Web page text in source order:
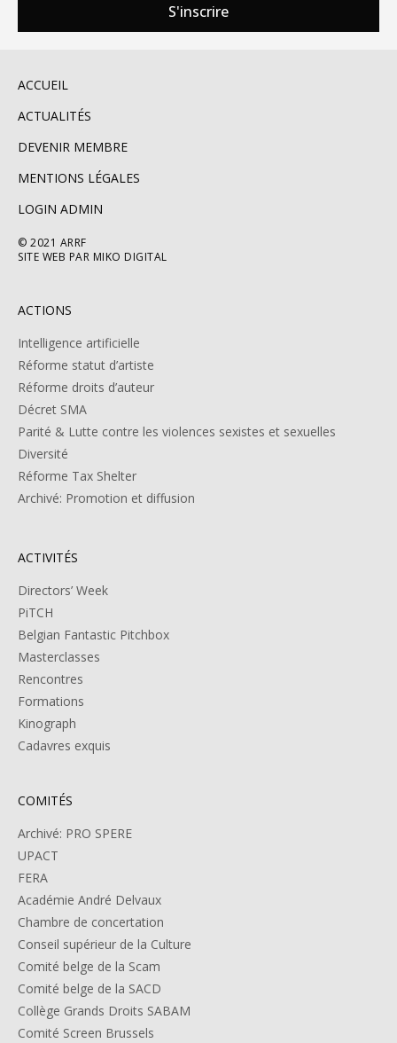
S'inscrire
ACCUEIL
ACTUALITÉS
DEVENIR MEMBRE
MENTIONS LÉGALES
LOGIN ADMIN
© 2021 ARRF
SITE WEB PAR MIKO DIGITAL
ACTIONS
Intelligence artificielle
Réforme statut d’artiste
Réforme droits d’auteur
Décret SMA
Parité & Lutte contre les violences sexistes et sexuelles
Diversité
Réforme Tax Shelter
Archivé: Promotion et diffusion
ACTIVITÉS
Directors’ Week
PiTCH
Belgian Fantastic Pitchbox
Masterclasses
Rencontres
Formations
Kinograph
Cadavres exquis
COMITÉS
Archivé: PRO SPERE
UPACT
FERA
Académie André Delvaux
Chambre de concertation
Conseil supérieur de la Culture
Comité belge de la Scam
Comité belge de la SACD
Collège Grands Droits SABAM
Comité Screen Brussels